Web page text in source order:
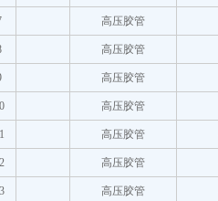
高压胶管
高压胶管
高压胶管
高压胶管
高压胶管
高压胶管
高压胶管